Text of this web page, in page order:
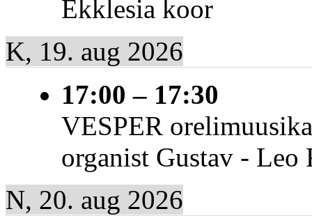
Ekklesia koor
K, 19. aug 2026
17:00 – 17:30
VESPER
organist Gustav -
N, 20. aug 2026